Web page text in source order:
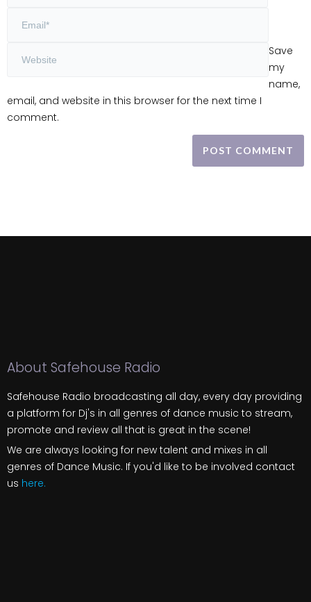
Save
my
name,
email, and website in this browser for the next time I
comment.
About Safehouse Radio
Safehouse Radio broadcasting all day, every day providing
a platform for Dj's in all genres of dance music to stream,
promote and review all that is great in the scene!
We are always looking for new talent and mixes in all
genres of Dance Music. If you'd like to be involved contact
us here.